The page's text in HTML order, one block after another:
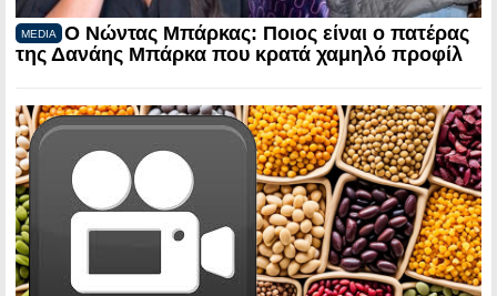
MEDIA
Ο Νώντας Μπάρκας: Ποιος είναι ο πατέρας
της Δανάης Μπάρκα που κρατά χαμηλό προφίλ